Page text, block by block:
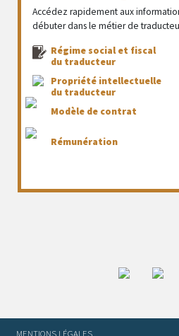
Accédez rapidement aux
débuter dans le métier de
Régime social et fiscal
du traducteur
Propriété intellectuelle
du traducteur
Modèle de contrat
Rémunération
MENTIONS LÉGALES